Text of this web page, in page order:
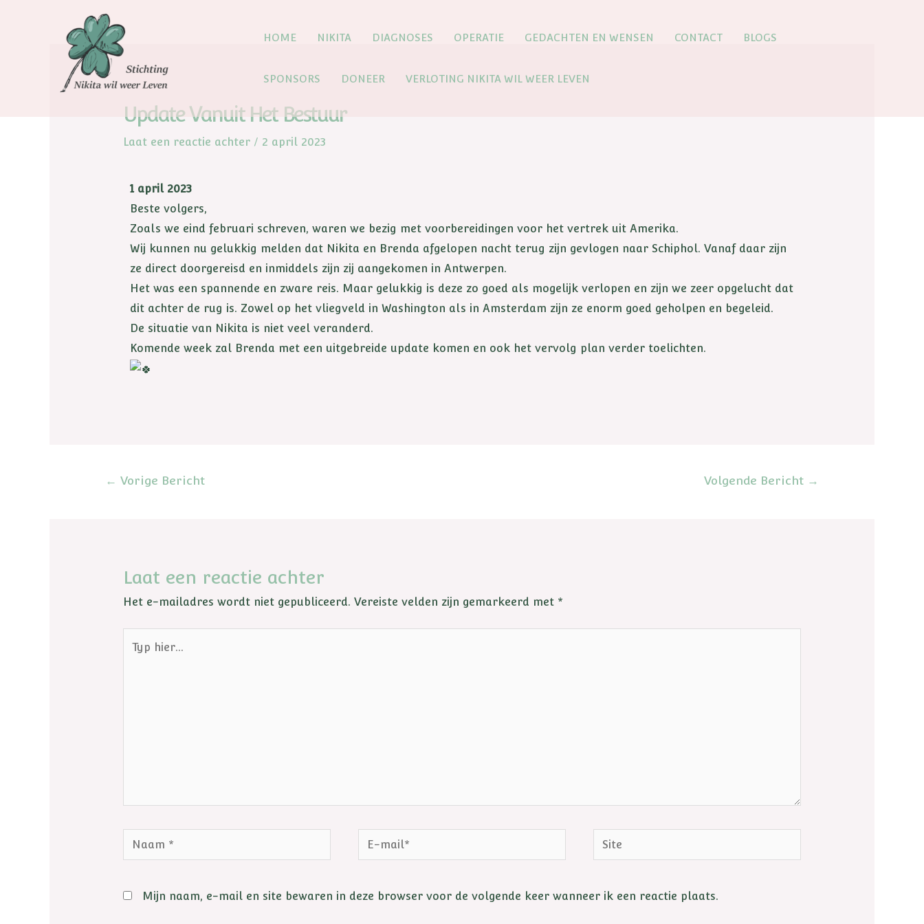
HOME NIKITA DIAGNOSES OPERATIE GEDACHTEN EN WENSEN CONTACT BLOGS
SPONSORS DONEER VERLOTING NIKITA WIL WEER LEVEN
Update Vanuit Het Bestuur
Laat een reactie achter / 2 april 2023
1 april 2023
Beste volgers,
Zoals we eind februari schreven, waren we bezig met voorbereidingen voor het vertrek uit Amerika.
Wij kunnen nu gelukkig melden dat Nikita en Brenda afgelopen nacht terug zijn gevlogen naar Schiphol. Vanaf daar zijn
ze direct doorgereisd en inmiddels zijn zij aangekomen in Antwerpen.
Het was een spannende en zware reis. Maar gelukkig is deze zo goed als mogelijk verlopen en zijn we zeer opgelucht dat
dit achter de rug is. Zowel op het vliegveld in Washington als in Amsterdam zijn ze enorm goed geholpen en begeleid.
De situatie van Nikita is niet veel veranderd.
Komende week zal Brenda met een uitgebreide update komen en ook het vervolg plan verder toelichten.
← Vorige Bericht Volgende Bericht →
Laat een reactie achter
Het e-mailadres wordt niet gepubliceerd. Vereiste velden zijn gemarkeerd met *
Mijn naam, e-mail en site bewaren in deze browser voor de volgende keer wanneer ik een reactie plaats.